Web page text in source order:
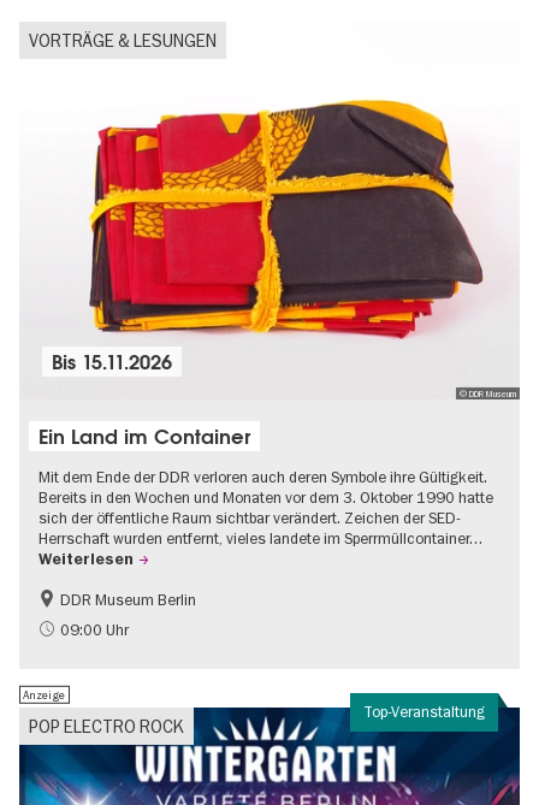
VORTRÄGE & LESUNGEN
© DDR Museum
Bis 15.11.2026
Ein Land im Container
Mit dem Ende der DDR verloren auch deren Symbole ihre Gültigkeit.
Bereits in den Wochen und Monaten vor dem 3. Oktober 1990 hatte
sich der öffentliche Raum sichtbar verändert. Zeichen der SED-
Herrschaft wurden entfernt, vieles landete im Sperrmüllcontainer…
Weiterlesen
DDR-Geschichte
Politik & Gesellschaft
DDR Museum Berlin
09:00 Uhr
Top-Veranstaltung
POP ELECTRO ROCK
Anzeige